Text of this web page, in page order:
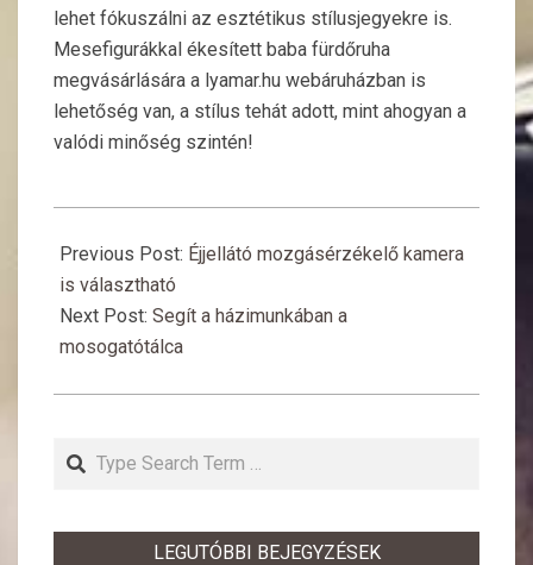
lehet fókuszálni az esztétikus stílusjegyekre is.
Mesefigurákkal ékesített baba fürdőruha
megvásárlására a lyamar.hu webáruházban is
lehetőség van, a stílus tehát adott, mint ahogyan a
valódi minőség szintén!
02-
23
Previous Post: Éjjellátó mozgásérzékelő kamera
is választható
Next Post: Segít a házimunkában a
mosogatótálca
Search
LEGUTÓBBI BEJEGYZÉSEK